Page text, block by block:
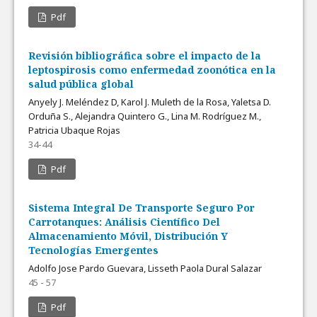
Pdf
Revisión bibliográfica sobre el impacto de la
leptospirosis como enfermedad zoonótica en la
salud pública global
Anyely J. Meléndez D, Karol J. Muleth de la Rosa, Yaletsa D.
Orduña S., Alejandra Quintero G., Lina M. Rodríguez M.,
Patricia Ubaque Rojas
34-44
Pdf
Sistema Integral De Transporte Seguro Por
Carrotanques: Análisis Científico Del
Almacenamiento Móvil, Distribución Y
Tecnologías Emergentes
Adolfo Jose Pardo Guevara, Lisseth Paola Dural Salazar
45 - 57
Pdf